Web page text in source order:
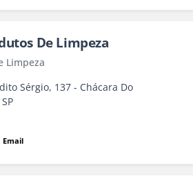
De Limpeza
Limpeza
Sérgio, 137 - Chácara Do
Email